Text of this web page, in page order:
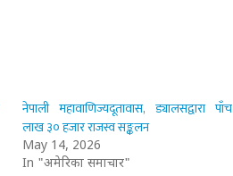
नेपाली महावाणिज्यदूतावास, ड्यालसद्वारा पाँच
लाख ३० हजार राजस्व सङ्कलन
May 14, 2026
In "अमेरिका समाचार"